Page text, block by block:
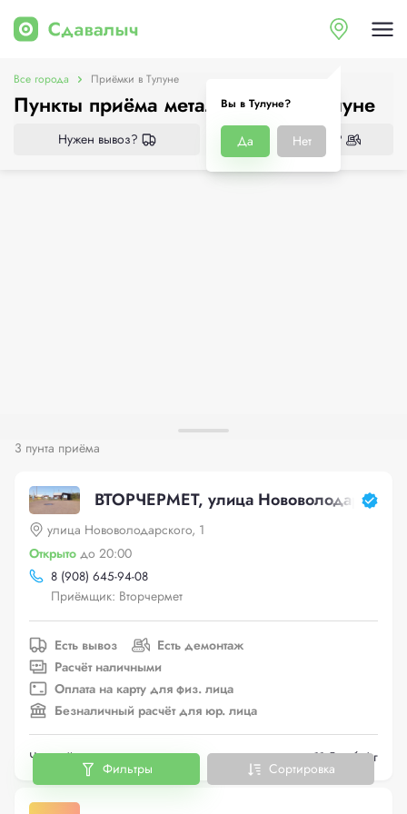
Вы в Тулуне?
Да Нет
Все города Приёмки в Тулуне
Пункты приёма металлолома в Тулуне
Нужен вывоз? Нужен демонтаж?
3 пунта приёма
ВТОРЧЕРМЕТ, улица
улица Нововолодарского, 1
Открыто до 20:00
8 (908) 645-94-08
Приёмщик: Вторчермет
Есть вывоз
Есть демонтаж
Расчёт наличными
Оплата на карту для физ. лица
Безналичный расчёт для юр. лица
Черный металлолом до 11.5 руб./кг
Фильтры Сортировка